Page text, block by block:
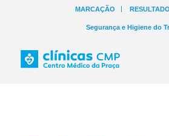
MARCAÇÃO
Segurança e Higiene do